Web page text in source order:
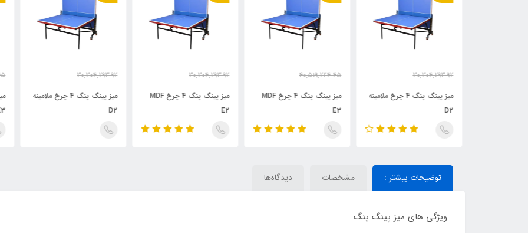
30,304,293.92
25,537,326.33 تومان
میز پینگ پنگ 4 چرخ ملامینه
D2
40,519,224.45
34,015,718.68 تومان میز پینگ پنگ 4 چرخ MDF
E3
30,304,293.92
26,729,068.23 تومان میز پینگ پنگ 4 چرخ MDF
E2
30,304,293.92
25,537,326.33 تومان
میز پینگ پنگ 4 چرخ ملامینه
D2
E3
توضیحات بیشتر : مشخصات دیدگاه‌ها
ویژگی های میز پینگ پنگ